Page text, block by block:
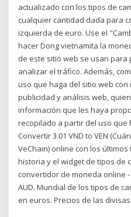
actualizado con los tipos de
cualquier cantidad dada para
izquierda de euro. Use el
hacer Dong vietnamita la
de este sitio web se usan
analizar el tráfico. Además,
uso que haga del sitio web
publicidad y análisis web,
información que les haya
recopilado a partir del uso que
Convertir 3.01 VND to VEN
VeChain) online con los
historia y el widget de tipos de
convertidor de moneda online
AUD. Mundial de los tipos de
en euros. Precios de las